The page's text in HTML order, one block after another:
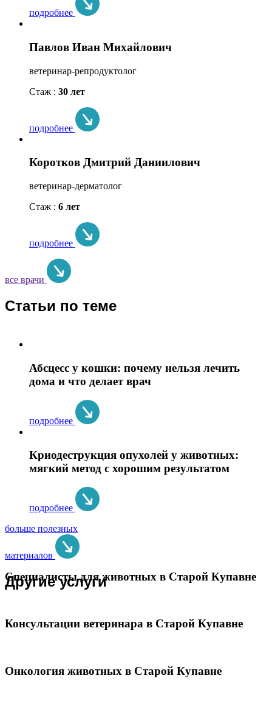
подробнее
Павлов Иван Михайлович
ветеринар-репродуктолог
Стаж : 30 лет
подробнее
Коротков Дмитрий Даниилович
ветеринар-дерматолог
Стаж : 6 лет
подробнее
все врачи
Статьи по теме
Абсцесс у кошки: почему нельзя лечить
дома и что делает врач
подробнее
Криодеструкция опухолей у животных:
мягкий метод с хорошим результатом
подробнее
больше полезных
материалов
Другие услуги
Специалисты для животных в Старой Купавне
Консультации ветеринара в Старой Купавне
Онкология животных в Старой Купавне